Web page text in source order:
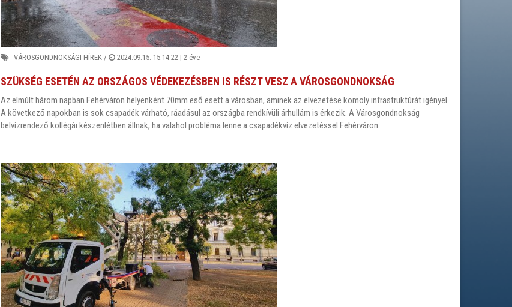
VÁROSGONDNOKSÁGI HÍREK / 2024.09.15. 15:14:22 | 2 éve
SZÜKSÉG ESETÉN AZ ORSZÁGOS VÉDEKEZÉSBEN IS RÉSZT VESZ A VÁROSGONDNOKSÁG
Az elmúlt három napban Fehérváron helyenként 70mm eső esett a városban, aminek az elvezetése komoly infrastruktúrát igényel.
A következő napokban is sok csapadék várható, ráadásul az országba rendkívüli árhullám is érkezik. A Városgondnokság
belvízrendező kollégái készenlétben állnak, ha valahol probléma lenne a csapadékvíz elvezetéssel Fehérváron.